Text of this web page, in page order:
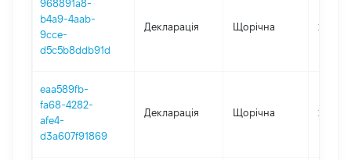
968891a8-
b4a9-4aab-
9cce-
d5c5b8ddb91d
Декларація Щорічна 2025
eaa589fb-
fa68-4282-
afe4-
d3a607f91869
Декларація Щорічна 2024